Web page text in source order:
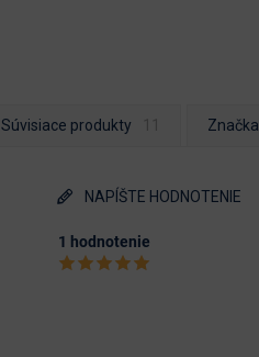
Súvisiace produkty Značka
NAPÍŠTE HODNOTENIE
1 hodnotenie